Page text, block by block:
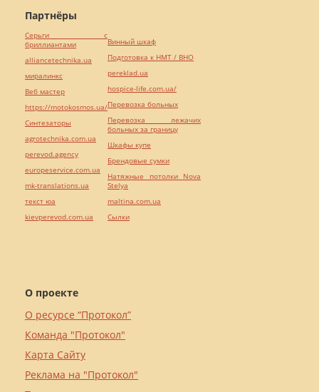
О проекте
О ресурсе “Протокол”
Команда "Протокол"
Карта Сайту
Реклама на "Протокол"
Партнёры
Серьги с
бриллиантами
alliancetechnika.ua
миралинкс
Веб мастер
https://motokosmos.ua/
Синтезаторы
agrotechnika.com.ua
perevod.agency
europeservice.com.ua
mk-translations.ua
текст юа
kievperevod.com.ua
Винный шкаф
Подготовка к НМТ / ВНО
pereklad.ua
hospice-life.com.ua/
Перевозка больных
Перевозка лежачих
больных за границу
Шкафы купе
Брендовые сумки
Натяжные потолки Nova
Stelya
maltina.com.ua
Cылки